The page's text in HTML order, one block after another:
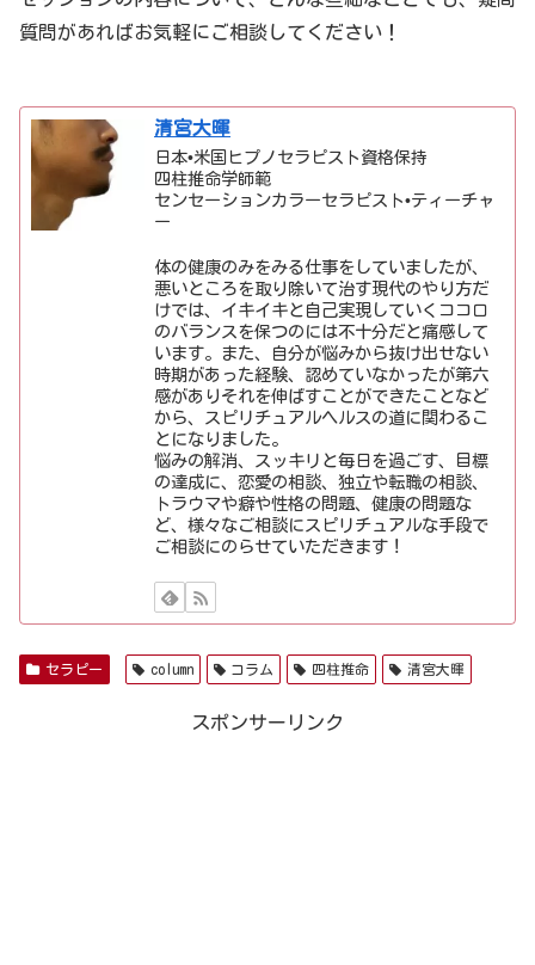
質問があればお気軽にご相談してください！
清宮大暉
日本•米国ヒプノセラピスト資格保持
四柱推命学師範
センセーションカラーセラピスト•ティーチャ
ー
体の健康のみをみる仕事をしていましたが、
悪いところを取り除いて治す現代のやり方だ
けでは、イキイキと自己実現していくココロ
のバランスを保つのには不十分だと痛感して
います。また、自分が悩みから抜け出せない
時期があった経験、認めていなかったが第六
感がありそれを伸ばすことができたことなど
から、スピリチュアルヘルスの道に関わるこ
とになりました。
悩みの解消、スッキリと毎日を過ごす、目標
の達成に、恋愛の相談、独立や転職の相談、
トラウマや癖や性格の問題、健康の問題な
ど、様々なご相談にスピリチュアルな手段で
ご相談にのらせていただきます！
セラピー column コラム 四柱推命 清宮大暉
スポンサーリンク